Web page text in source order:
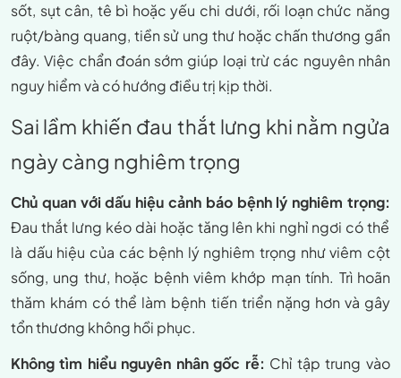
sốt, sụt cân, tê bì hoặc yếu chi dưới, rối loạn chức năng
ruột/bàng quang, tiền sử ung thư hoặc chấn thương gần
đây. Việc chẩn đoán sớm giúp loại trừ các nguyên nhân
nguy hiểm và có hướng điều trị kịp thời.
Sai lầm khiến đau thắt lưng khi nằm ngửa
ngày càng nghiêm trọng
Chủ quan với dấu hiệu cảnh báo bệnh lý nghiêm trọng:
Đau thắt lưng kéo dài hoặc tăng lên khi nghỉ ngơi có thể
là dấu hiệu của các bệnh lý nghiêm trọng như viêm cột
sống, ung thư, hoặc bệnh viêm khớp mạn tính. Trì hoãn
thăm khám có thể làm bệnh tiến triển nặng hơn và gây
tổn thương không hồi phục.
Không tìm hiểu nguyên nhân gốc rễ: Chỉ tập trung vào